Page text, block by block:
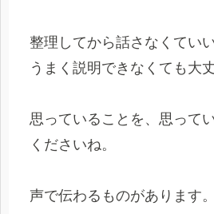
整理してから話さなくていい
うまく説明できなくても大
思っていることを、思って
くださいね。
声で伝わるものがあります。